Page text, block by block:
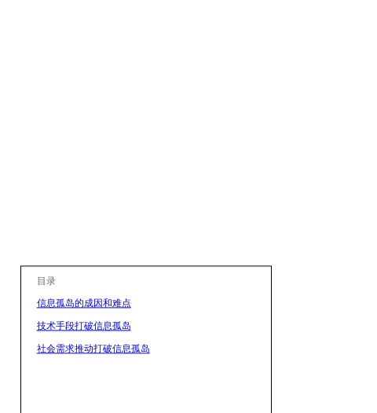
目录
信息孤岛的成因和难点
技术手段打破信息孤岛
社会需求推动打破信息孤岛